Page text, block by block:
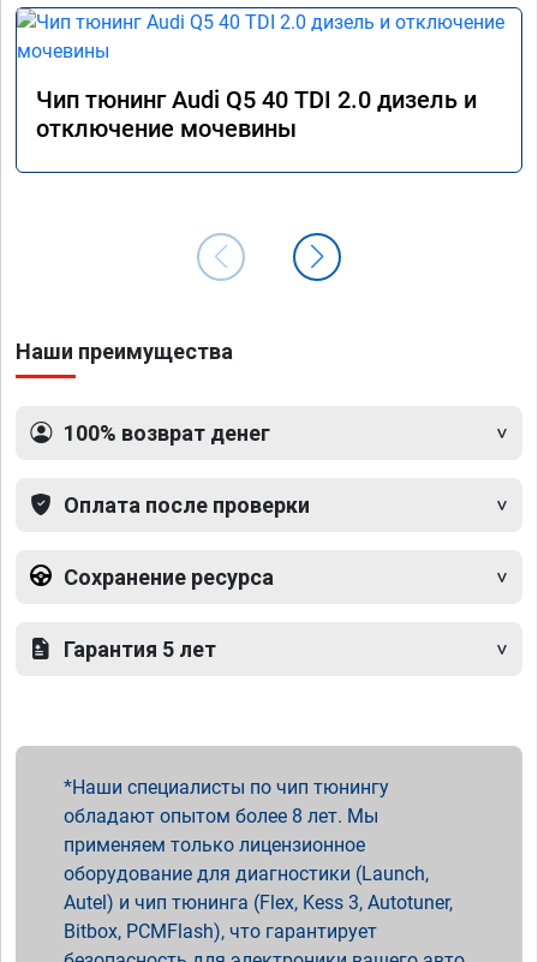
Чип тюнинг Audi Q5 40 TDI 2.0 дизель и
отключение мочевины
Наши преимущества
100% возврат денег
Оплата после проверки
Сохранение ресурса
Гарантия 5 лет
Наши специалисты по чип тюнингу
обладают опытом более 8 лет. Мы
применяем только лицензионное
оборудование для диагностики (Launch,
Autel) и чип тюнинга (Flex, Kess 3, Autotuner,
Bitbox, PCMFlash), что гарантирует